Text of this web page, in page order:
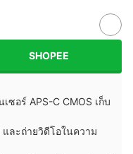
SHOPEE
ซอร์ APS-C CMOS เก็บ
ละถ่ายวิดีโอในความ